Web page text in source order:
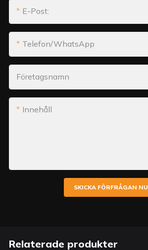
E-Post:
Telefon/WhatsApp
Företagsnamn
Innehåll
SKICKA FÖRFRÅGAN NU
Relaterade produkter